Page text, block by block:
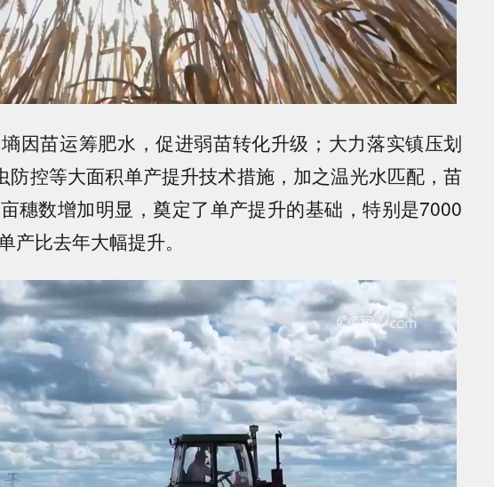
因苗运筹肥水，促进弱苗转化升级；大力落实镇压划
防控等大面积单产提升技术措施，加之温光水匹配，苗
穗数增加明显，奠定了单产提升的基础，特别是7000
产比去年大幅提升。